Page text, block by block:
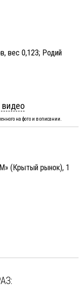
вес 0,123; Родий
видео
на фото и в описании.
(Крытый рынок), 1